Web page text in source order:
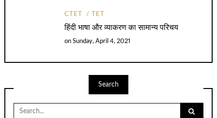
CTET TET
हिंदी भाषा और व्याकरण का सामान्य परिचय
onSunday, April 4, 2021
Search
Search
for: